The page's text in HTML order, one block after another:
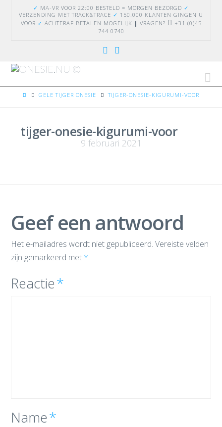
✓ MA-VR VOOR 22:00 BESTELD = MORGEN BEZORGD ✓
VERZENDING MET TRACK&TRACE ✓ 150.000 KLANTEN GINGEN U
VOOR ✓ ACHTERAF BETALEN MOGELIJK | VRAGEN?
+31 (0)45
744 0740
HOMEGELE TIJGER ONESIE TIJGER-ONESIE-KIGURUMI-VOOR
tijger-onesie-kigurumi-voor
9 februari 2021
Geef een antwoord
Het e-mailadres wordt niet gepubliceerd. Vereiste velden
zijn gemarkeerd met *
Reactie*
Name*